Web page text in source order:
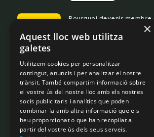
Pourquoi devenir membre
Lire plus
Portail de transparence
Législation
Règlementation interne
Gouvernance
Mentions légales
×
Aquest lloc web utilitza
galetes
Utilitzem cookies per personalitzar
contingut, anuncis i per analitzar el nostre
trànsit. També compartim informació sobre
el vostre ús del nostre lloc amb els nostres
socis publicitaris i analítics que poden
combinar-la amb altra informació que els
heu proporcionat o que han recopilat a
partir del vostre ús dels seus serveis.